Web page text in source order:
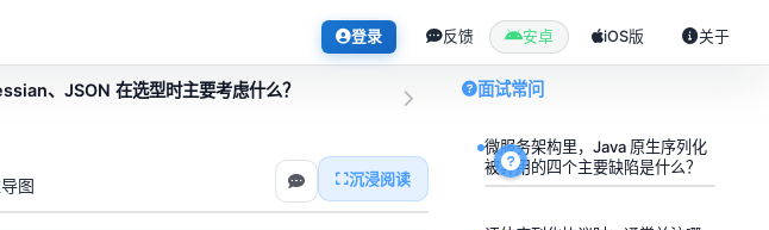
登录 反馈 安卓 iOS版 关于
、JSON 在选型时主要考虑什么？
图 沉浸阅读
面试常问
微服务架构里，Java 原生序列化
被弃用的四个主要缺陷是什么？